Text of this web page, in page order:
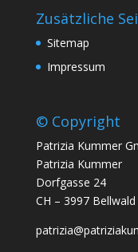
Zusätzliche
Sitemap
Impressum
© Copyright
Patrizia Kummer
Patrizia Kummer
Dorfgasse 24
CH – 3997 Bellwald